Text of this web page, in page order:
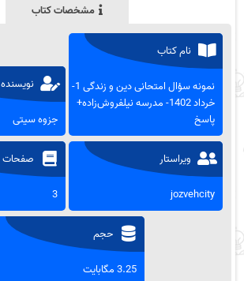
مشخصات کتاب
نام کتاب
نمونه سؤال امتحانی دین و زندگی 1-
خرداد 1402- مدرسه نیلفروش‌زاده+
پاسخ
نویسنده
جزوه سیتی
ویراستار
jozvehcity
صفحات
3
حجم
3.25 مگابایت